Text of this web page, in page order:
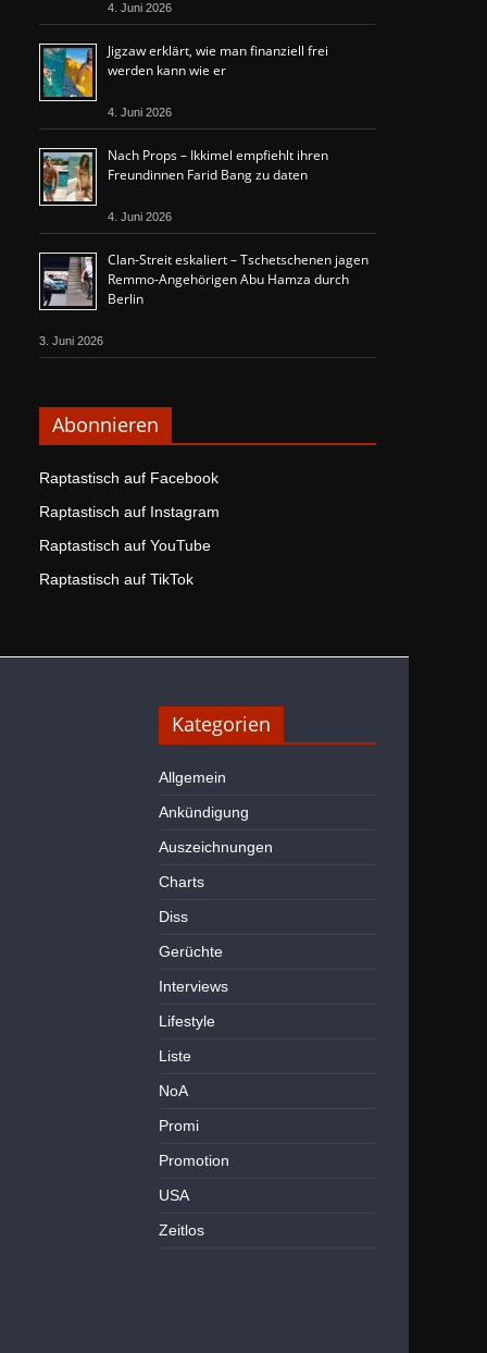
4. Juni 2026
Jigzaw erklärt, wie man finanziell frei
werden kann wie er
4. Juni 2026
Nach Props – Ikkimel empfiehlt ihren
Freundinnen Farid Bang zu daten
4. Juni 2026
Clan-Streit eskaliert – Tschetschenen jagen
Remmo-Angehörigen Abu Hamza durch
Berlin
3. Juni 2026
Abonnieren
Raptastisch auf Facebook
Raptastisch auf Instagram
Raptastisch auf YouTube
Raptastisch auf TikTok
Kategorien
Allgemein
Ankündigung
Auszeichnungen
Charts
Diss
Gerüchte
Interviews
Lifestyle
Liste
NoA
Promi
Promotion
USA
Zeitlos